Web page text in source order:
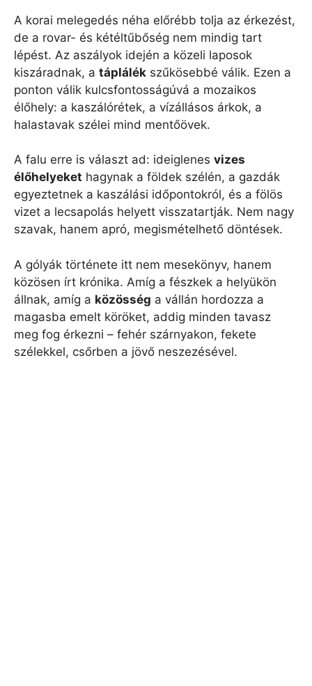
A korai melegedés néha előrébb tolja az érkezést,
de a rovar- és kétéltűbőség nem mindig tart
lépést. Az aszályok idején a közeli laposok
kiszáradnak, a táplálék szűkösebbé válik. Ezen a
ponton válik kulcsfontosságúvá a mozaikos
élőhely: a kaszálórétek, a vízállásos árkok, a
halastavak szélei mind mentőövek.
A falu erre is választ ad: ideiglenes vizes
élőhelyeket hagynak a földek szélén, a gazdák
egyeztetnek a kaszálási időpontokról, és a fölös
vizet a lecsapolás helyett visszatartják. Nem nagy
szavak, hanem apró, megismételhető döntések.
A gólyák története itt nem mesekönyv, hanem
közösen írt krónika. Amíg a fészkek a helyükön
állnak, amíg a közösség a vállán hordozza a
magasba emelt köröket, addig minden tavasz
meg fog érkezni – fehér szárnyakon, fekete
szélekkel, csőrben a jövő neszezésével.